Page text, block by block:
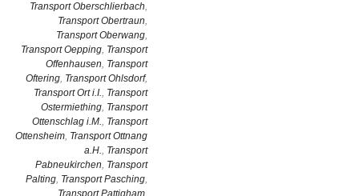
Transport Oberschlierbach,
Transport Obertraun,
Transport Oberwang,
Transport Oepping, Transport
Offenhausen, Transport
Oftering, Transport Ohlsdorf,
Transport Ort i.I., Transport
Ostermiething, Transport
Ottenschlag i.M., Transport
Ottensheim, Transport Ottnang
a.H., Transport
Pabneukirchen, Transport
Palting, Transport Pasching,
Transport Pattigham,